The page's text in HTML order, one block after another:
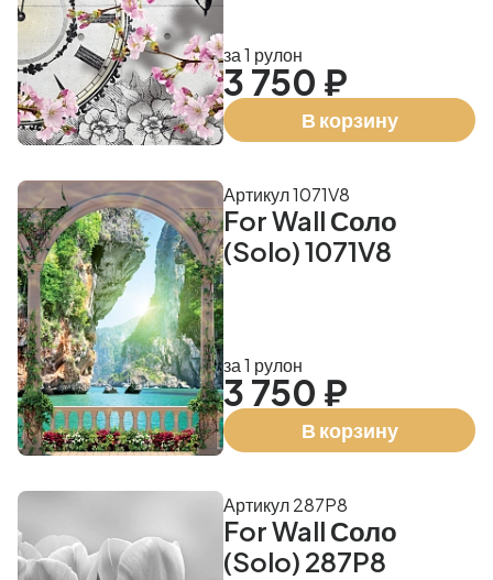
за 1 рулон
3 750 ₽
В корзину
For Wall Соло
(Solo) 1071V8
Артикул 1071V8
за 1 рулон
3 750 ₽
В корзину
For Wall Соло
(Solo) 287P8
Артикул 287P8